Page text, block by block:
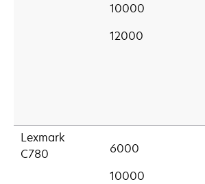
10000
12000
Lexmark
C780
6000
10000